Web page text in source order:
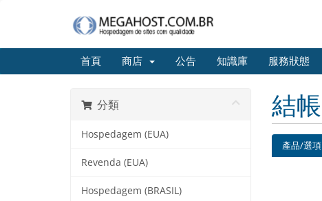
首頁 商店 公告 知識庫 服務狀態
分類
Hospedagem (EUA)
Revenda (EUA)
Hospedagem (BRASIL)
結帳
產品/選項